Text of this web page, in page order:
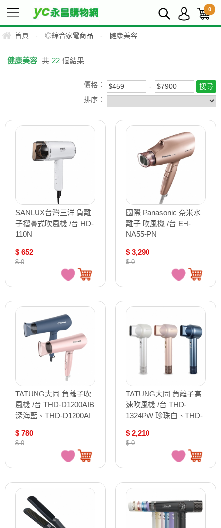
0
首頁 - ◎綜合家電商品 - 健康美容
健康美容 共 22 個結果
價格：
排序：
SANLUX台灣三洋 負離
子摺疊式吹風機 /台 HD-
110N
$ 652
$ 0
國際 Panasonic 奈米水
離子 吹風機 /台 EH-
NA55-PN
$ 3,290
$ 0
TATUNG大同 負離子吹
風機 /台 THD-D1200AIB
深海藍、THD-D1200AI
$ 780
$ 0
TATUNG大同 負離子高
速吹風機 /台 THD-
1324PW 珍珠白、THD-
1324TB 暮灰藍
$ 2,210
$ 0